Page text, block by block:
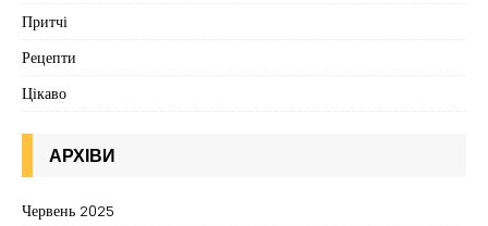
Притчі
Рецепти
Цікаво
АРХІВИ
Червень 2025